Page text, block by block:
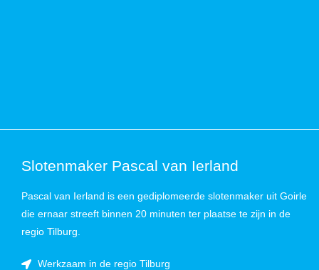
Slotenmaker Pascal van Ierland
Pascal van Ierland is een gediplomeerde slotenmaker uit Goirle
die ernaar streeft binnen 20 minuten ter plaatse te zijn in de
regio Tilburg.
Werkzaam in de regio Tilburg